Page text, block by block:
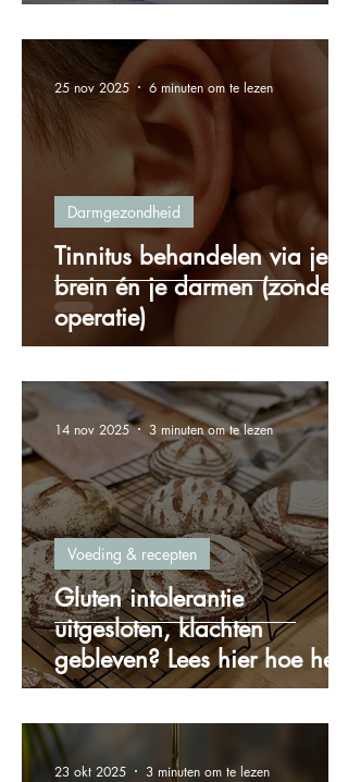
krijgt)
Tinnitus behandelen via je
brein én je darmen (zonder
operatie)
Darmgezondheid
25 nov 2025 6 minuten om te lezen
Gluten intolerantie
uitgesloten, klachten
gebleven? Lees hier hoe het
zit!
Voeding & recepten
14 nov 2025 3 minuten om te lezen
23 okt 2025 3 minuten om te lezen